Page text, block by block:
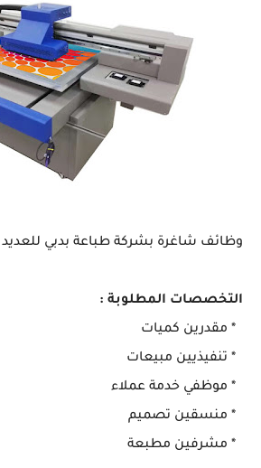
وظائف شاغرة بشركة طباعة بدبي
التخصصات المطلوبة :
* مقدرين كميات
* تنفيذيين مبيعات
* موظفي خدمة عملاء
* منسقين تصميم
* مشرفين مطبعة